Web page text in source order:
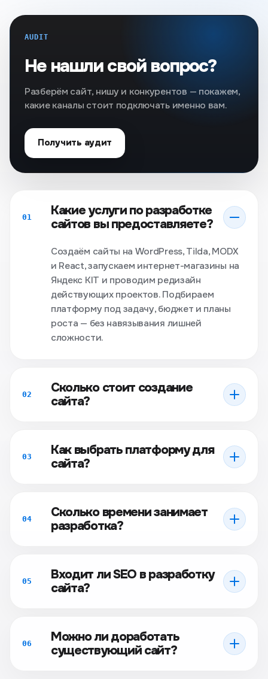
AUDIT
Не нашли свой вопрос?
Разберём сайт, нишу и конкурентов — покажем,
какие каналы стоит подключать именно вам.
Получить аудит
01
Какие услуги по разработке
сайтов вы предоставляете?
Создаём сайты на WordPress, Tilda, MODX
и React, запускаем интернет-магазины на
Яндекс KIT и проводим редизайн
действующих проектов. Подбираем
платформу под задачу, бюджет и планы
роста — без навязывания лишней
сложности.
02
Сколько стоит создание
сайта?
03
Как выбрать платформу для
сайта?
04
Сколько времени занимает
разработка?
05
Входит ли SEO в разработку
сайта?
06
Можно ли доработать
существующий сайт?